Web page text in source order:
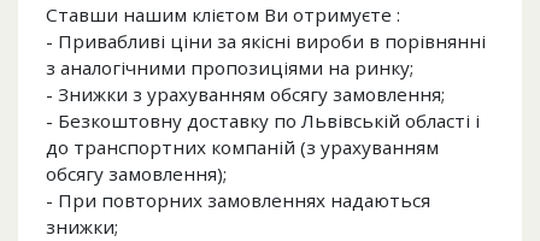
Ставши нашим клієтом Ви отримуєте :
- Привабливі ціни за якісні вироби в порівнянні
з аналогічними пропозиціями на ринку;
- Знижки з урахуванням обсягу замовлення;
- Безкоштовну доставку по Львівській області і
до транспортних компаній (з урахуванням
обсягу замовлення);
- При повторних замовленнях надаються
знижки;